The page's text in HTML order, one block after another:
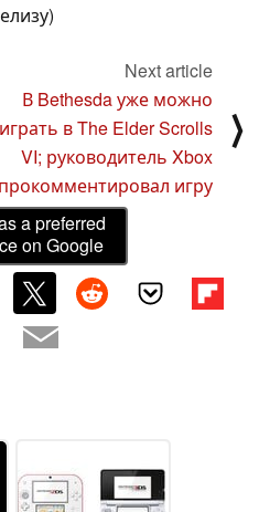
Next article
В Bethesda уже можно
в The Elder Scrolls
VI; руководитель Xbox
прокомментировал игру
⟩
a preferred
on Google